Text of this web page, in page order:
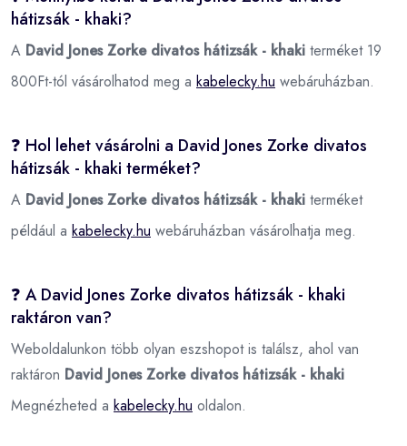
hátizsák - khaki?
A David Jones Zorke divatos hátizsák - khaki terméket 19
800Ft-tól vásárolhatod meg a kabelecky.hu webáruházban.
❓ Hol lehet vásárolni a David Jones Zorke divatos
hátizsák - khaki terméket?
A David Jones Zorke divatos hátizsák - khaki terméket
például a kabelecky.hu webáruházban vásárolhatja meg.
❓ A David Jones Zorke divatos hátizsák - khaki
raktáron van?
Weboldalunkon több olyan eszshopot is találsz, ahol van
raktáron David Jones Zorke divatos hátizsák - khaki
Megnézheted a kabelecky.hu oldalon.